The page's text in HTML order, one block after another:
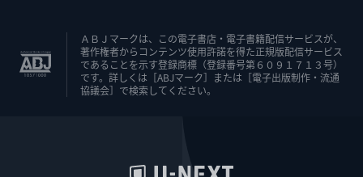
ＡＢＪマークは、この電子書店・電子書籍配信サービスが、
著作権者からコンテンツ使用許諾を得た正規版配信サービス
であることを示す登録商標（登録番号第６０９１７１３号）
です。詳しくは［ABJマーク］または［電子出版制作・流通
協議会］で検索してください。